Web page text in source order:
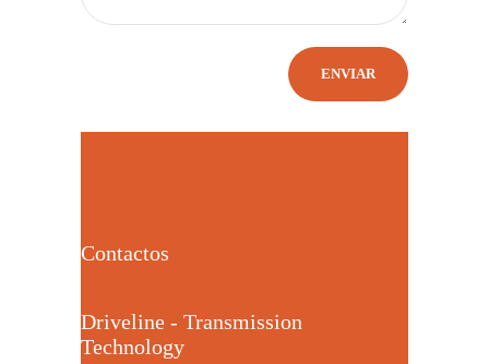
Contactos
Driveline - Transmission
Technology